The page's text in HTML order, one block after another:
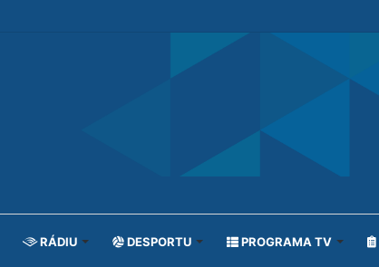
RÁDIU DESPORTU PROGRAMA TV